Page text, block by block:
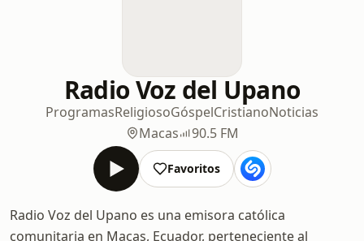
Radio Voz del Upano
ProgramasReligiosoGóspelCristianoNoticias
Macas
90.5 FM
Favoritos
Radio Voz del Upano es una emisora católica
comunitaria en Macas, Ecuador, perteneciente al